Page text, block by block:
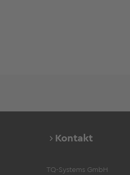
Kontakt
TQ-Systems GmbH